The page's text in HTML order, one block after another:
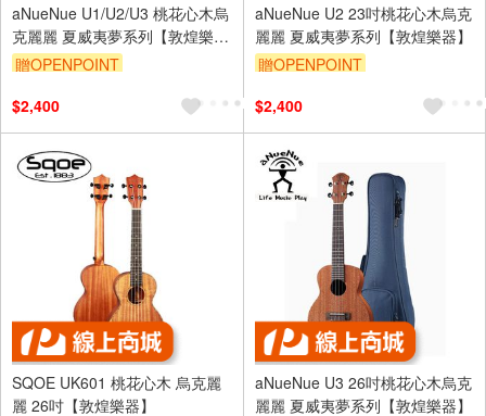
aNueNue U1/U2/U3 桃花心木烏
克麗麗 夏威夷夢系列【敦煌樂
器】
贈OPENPOINT
$2,400
aNueNue U2 23吋桃花心木烏克
麗麗 夏威夷夢系列【敦煌樂器】
贈OPENPOINT
$2,400
SQOE UK601 桃花心木 烏克麗
麗 26吋【敦煌樂器】
aNueNue U3 26吋桃花心木烏克
麗麗 夏威夷夢系列【敦煌樂器】